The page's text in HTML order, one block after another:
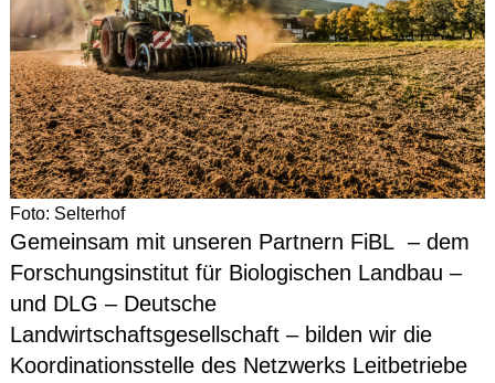
Foto: Selterhof
Gemeinsam mit unseren Partnern FiBL – dem
Forschungsinstitut für Biologischen Landbau –
und DLG – Deutsche
Landwirtschaftsgesellschaft – bilden wir die
Koordinationsstelle des Netzwerks Leitbetriebe